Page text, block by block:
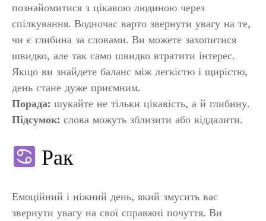
познайомитися з цікавою людиною через
спілкування. Водночас варто звернути увагу на те,
чи є глибина за словами. Ви можете захопитися
швидко, але так само швидко втратити інтерес.
Якщо ви знайдете баланс між легкістю і щирістю,
день стане дуже приємним.
Порада: шукайте не тільки цікавість, а й глибину.
Підсумок: слова можуть зблизити або віддалити.
Рак
Емоційний і ніжний день, який змусить вас
звернути увагу на свої справжні почуття. Ви